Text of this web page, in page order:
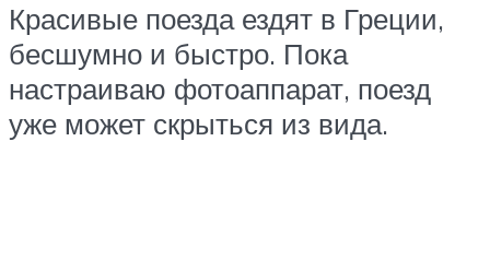
Красивые поезда ездят в Греции,
бесшумно и быстро. Пока
настраиваю фотоаппарат, поезд
уже может скрыться из вида.